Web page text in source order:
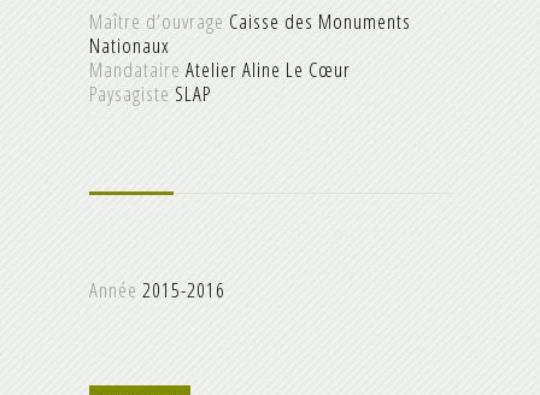
Maître d’ouvrage Caisse des Monuments
Nationaux
Mandataire Atelier Aline Le Cœur
Paysagiste SLAP
Année 2015-2016